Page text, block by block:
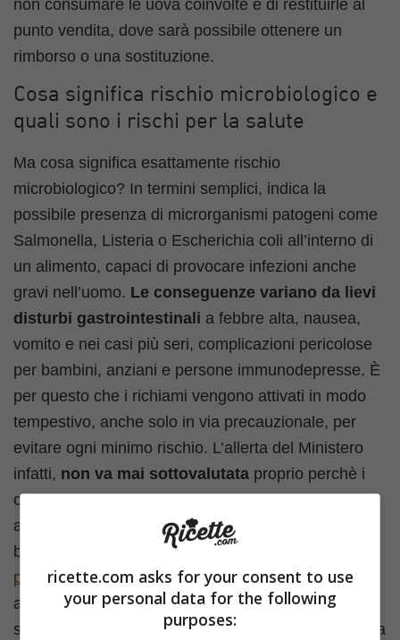
non consumare le uova coinvolte e di restituirle al
punto vendita, dove sarà possibile ottenere un
rimborso o una sostituzione.
Cosa significa rischio microbiologico e
quali sono i rischi per la salute
Ma cosa significa esattamente rischio
microbiologico? In termini semplici, indica la
possibile presenza di microrganismi patogeni come
Salmonella, Listeria o Escherichia coli all’interno di
un alimento, capaci di provocare infezioni anche
gravi nell’uomo. Le conseguenze variano da lievi
disturbi gastrointestinali a febbre alta, nausea,
vomito e nei casi più seri, complicazioni pericolose
per bambini, anziani e persone immunodepresse. È
per questo che i richiami vengono attivati in modo
tempestivo, anche solo in via precauzionale, per
evitare ogni minimo rischio. L’allerta del Ministero
infatti, non va mai sottovalutata proprio perchè i
controlli servono a proteggere la salute pubblica ed
a mantenere alto il livello di sicurezza alimentare: è
bene sempre quindi come già detto
portale dedicatoin cui vengono riportati tutti gli
avvisi. E sebbene nessun caso di contaminazione
sia stato al momento segnalato, la prudenza resta la
ricette.com asks for your consent to use
your personal data for the following
purposes: